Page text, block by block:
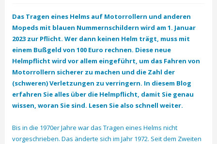
Das Tragen eines Helms auf Motorrollern und anderen
Mopeds mit blauen Nummernschildern wird am 1. Januar
2023 zur Pflicht. Wer dann keinen Helm trägt, muss mit
einem Bußgeld von 100 Euro rechnen. Diese neue
Helmpflicht wird vor allem eingeführt, um das Fahren von
Motorrollern sicherer zu machen und die Zahl der
(schweren) Verletzungen zu verringern. In diesem Blog
erfahren Sie alles über die Helmpflicht, damit Sie genau
wissen, woran Sie sind. Lesen Sie also schnell weiter.
Bis in die 1970er Jahre war das Tragen eines Helms nicht
vorgeschrieben. Das änderte sich im Jahr 1972. Seit dem Zweiten